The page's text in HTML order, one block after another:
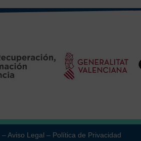
–Aviso Legal – Política de Privacidad